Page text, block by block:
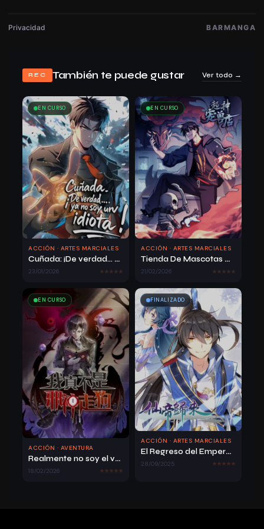
Capítulo 107 16/05/2026 1776
Capítulo 106 16/05/2026 1804
16/05/2026
Capítulo 104 16/05/2026 1786
Capítulo 103 16/05/2026 1792
Privacidad BARMANGA
REC También te puede gustar Ver todo →
EN CURSO
ACCIÓN · ARTES MARCIALES
Cuñada: ¡De verdad… ya no soy un idiota!
23/01/2026
EN CURSO
ACCIÓN · ARTES MARCIALES
Tienda De Mascotas De Súper Bestias Astrales
21/02/2026
EN CURSO
ACCIÓN · AVENTURA
Realmente no soy el vasallo del dios demonio
18/02/2026
FINALIZADO
ACCIÓN · ARTES MARCIALES
El Regreso del Emperador Inmortal
28/09/2025